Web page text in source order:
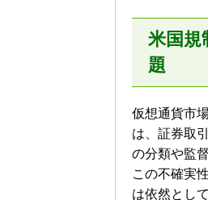
米国規
題
仮想通貨市
は、証券取
の分類や監
この不確実
は依然とし